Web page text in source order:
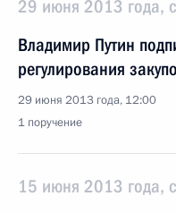
29 июня 2013 года,
Владимир Путин
регулирования
29 июня 2013 года, 12:00
1 поручение
15 июня 2013 года,